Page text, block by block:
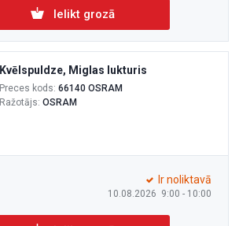
Ielikt grozā
Kvēlspuldze, Miglas lukturis
Preces kods: 66140 OSRAM
Ražotājs: OSRAM
10.08.2026 9:00 - 10:00
Ir noliktavā